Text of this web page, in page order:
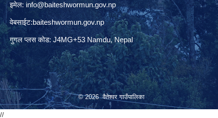
इमेल: info@baiteshwormun.gov.np
वेबसाईट:baiteshwormun.gov.np
गुगल प्लस कोड: J4MG+53 Namdu, Nepal
© 2026 वैतेश्वर गाउँपालिका
//